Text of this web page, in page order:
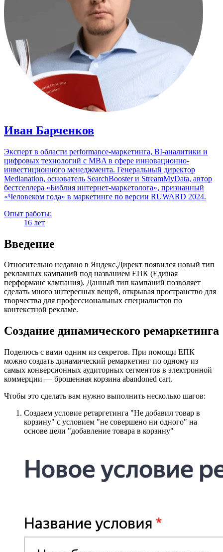
Иван Барченков
Эксперт в области performance-маркетинга, BI-аналитики и
цифровых технологий с MBA в сфере инновационно-
инвестиционного менеджмента. Генеральный директор
Medianation, основатель SearchBooster и StreamMyData, автор
бестселлера «Библия интернет-маркетолога», признанный
«Человеком года» в маркетинге по версии RUWARD 2024.
Опыт работы:
16 лет
Введение
Относительно недавно в Яндекс.Директ появился новый тип
рекламных кампаний под названием ЕПК (Единая
перформанс кампания). Данный тип кампаний позволяет
сделать много интересных вещей, открывая пространство для
творчества для профессиональных специалистов по
контекстной рекламе.
Создание динамического ремаркетинга
Поделюсь с вами одним из секретов. При помощи ЕПК
можно создать динамический ремаркетинг по одному из
самых конверсионных аудиторных сегментов в электронной
коммерции — брошенная корзина abandoned cart.
Чтобы это сделать вам нужно выполнить несколько шагов:
Создаем условие ретаргетинга "Не добавил товар в
корзину" с условием "не совершено ни одного" на
основе цели "добавление товара в корзину"